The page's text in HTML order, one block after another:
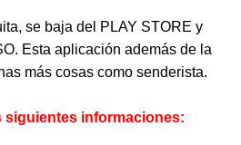
se baja del PLAY STORE y
Esta aplicación además de la
más cosas como senderista.
siguientes informaciones: